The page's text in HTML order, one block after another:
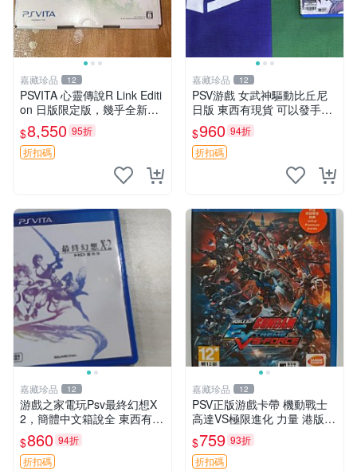
嘉藏珍品 12
PSVITA 心靈傳說R Link Editi
on 日版限定版，幾乎全新，
配件齊全，原裝包裝盒，說明
書，底座，掛件，布袋，卡都
在，游戲光盤已拆封但保存
$8,550 95折
折扣碼
嘉藏珍品 12
PSV游戲 女武神驅動比丘尼
日版 東西有現貨 可以發手物
品 無質量問題售不退不換
$960 94折
折扣碼
嘉藏珍品 12
游戲之家電玩Psv最終幻想X
2，簡體中文箱說全 東西有現
貨 可以發手物品 無質量問題
售不退不換
$860 94折
折扣碼
嘉藏珍品 12
PSV正版游戲卡帶 機動戰士
高達VS極限進化 力量 港版中
文 盒裝全新未開封，支持所
有日版，港版或其他地區的P
SV游戲機主機，（除外），
$759 93折
折扣碼